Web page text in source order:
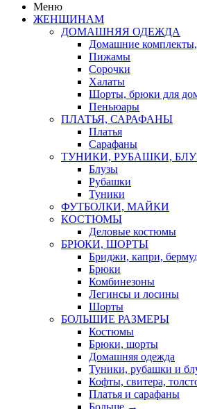
Меню
ЖЕНЩИНАМ
ДОМАШНЯЯ ОДЕЖДА
Домашние
Пижамы
Сорочки
Халаты
Шорты, брюки для
Пеньюары
ПЛАТЬЯ, САРАФАНЫ
Платья
Сарафаны
ТУНИКИ, РУБАШКИ,
Блузы
Рубашки
Туники
ФУТБОЛКИ, МАЙКИ
КОСТЮМЫ
Деловые костюмы
БРЮКИ, ШОРТЫ
Бриджи, капри,
Брюки
Комбинезоны
Легинсы и лосины
Шорты
БОЛЬШИЕ РАЗМЕРЫ
Костюмы
Брюки, шорты
Домашняя одежда
Туники, рубашки и
Кофты, свитера,
Платья и сарафаны
Больше →